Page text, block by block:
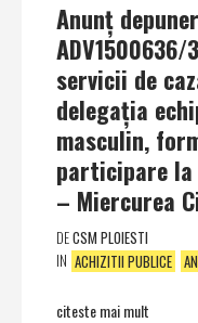
Anunţ
servicii de
delegaţia
masculin,
participare la
– Miercurea
DECSM PLOIESTI
IN ACHIZITII PUBLICE
citeste mai mult